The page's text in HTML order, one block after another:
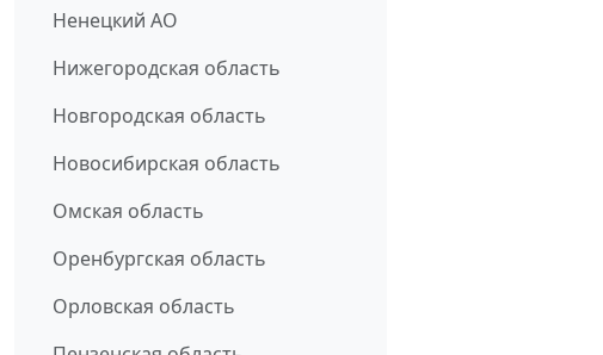
Ненецкий АО
Нижегородская область
Новгородская область
Новосибирская область
Омская область
Оренбургская область
Орловская область